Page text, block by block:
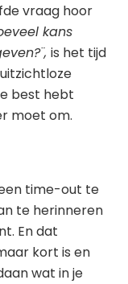
vraag hoor
kans
is het tijd
best hebt
moet om.
time-out te
te herinneren
En dat
kort is en
wat in je